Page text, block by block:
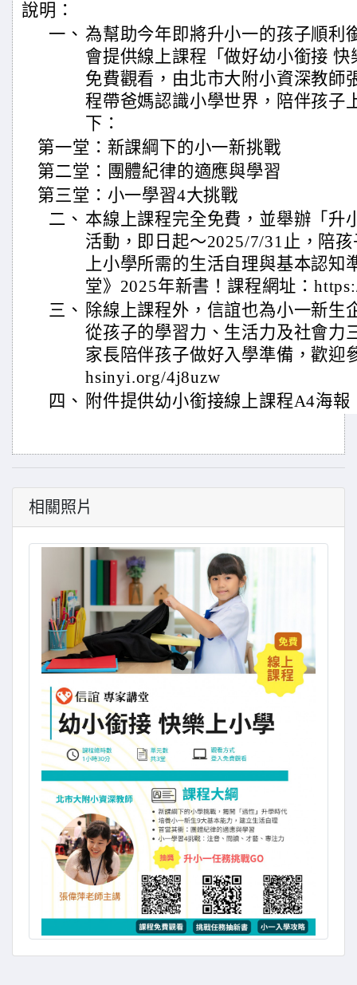
說明：
一、 為幫助今年即將升小一的孩子順利
會提供線上課程「做好幼小銜接
免費觀看，由北市大附小資深教師
程帶爸媽認識小學世界，陪伴孩子
下：
第一堂：新課綱下的小一新挑戰
第二堂：團體紀律的適應與學習
第三堂：小一學習4大挑戰
二、 本線上課程完全免費，並舉辦「升
活動，即日起～2025/7/31止，陪
上小學所需的生活自理與基本認知
堂》2025年新書！課程網址：
三、 除線上課程外，信誼也為小一新生
從孩子的學習力、生活力及社會力
家長陪伴孩子做好入學準備，歡迎
hsinyi.org/4j8uzw
四、 附件提供幼小銜接線上課程A4海
相關照片